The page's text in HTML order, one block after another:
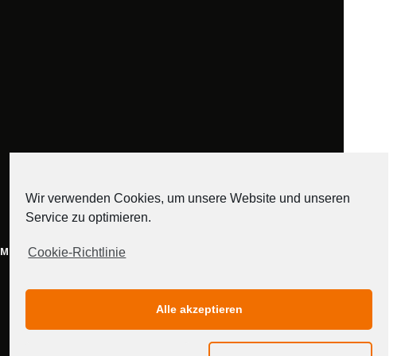
MEDIADATEN
Wir verwenden Cookies, um unsere Website und unseren
Service zu optimieren.
Cookie-Richtlinie
Alle akzeptieren